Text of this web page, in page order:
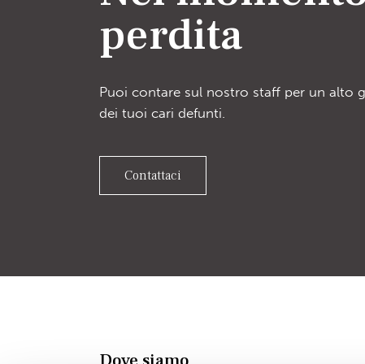
perdita
Puoi contare sul nostro staff per un alto
dei tuoi cari defunti.
Contattaci